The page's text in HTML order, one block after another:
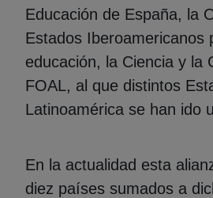
Educación de España, la
Estados Iberoamericanos
educación, la Ciencia y la
FOAL, al que distintos
Latinoamérica se han ido
En la actualidad esta
diez países sumados a